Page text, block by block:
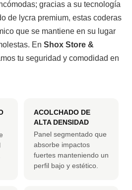
gracias a su tecnología
de lycra premium, estas coderas
que se mantiene en su lugar
En Shox Store &
tu seguridad y comodidad en
ACOLCHADO DE
ALTA DENSIDAD
Panel segmentado que
absorbe impactos
fuertes manteniendo un
perfil bajo y estético.